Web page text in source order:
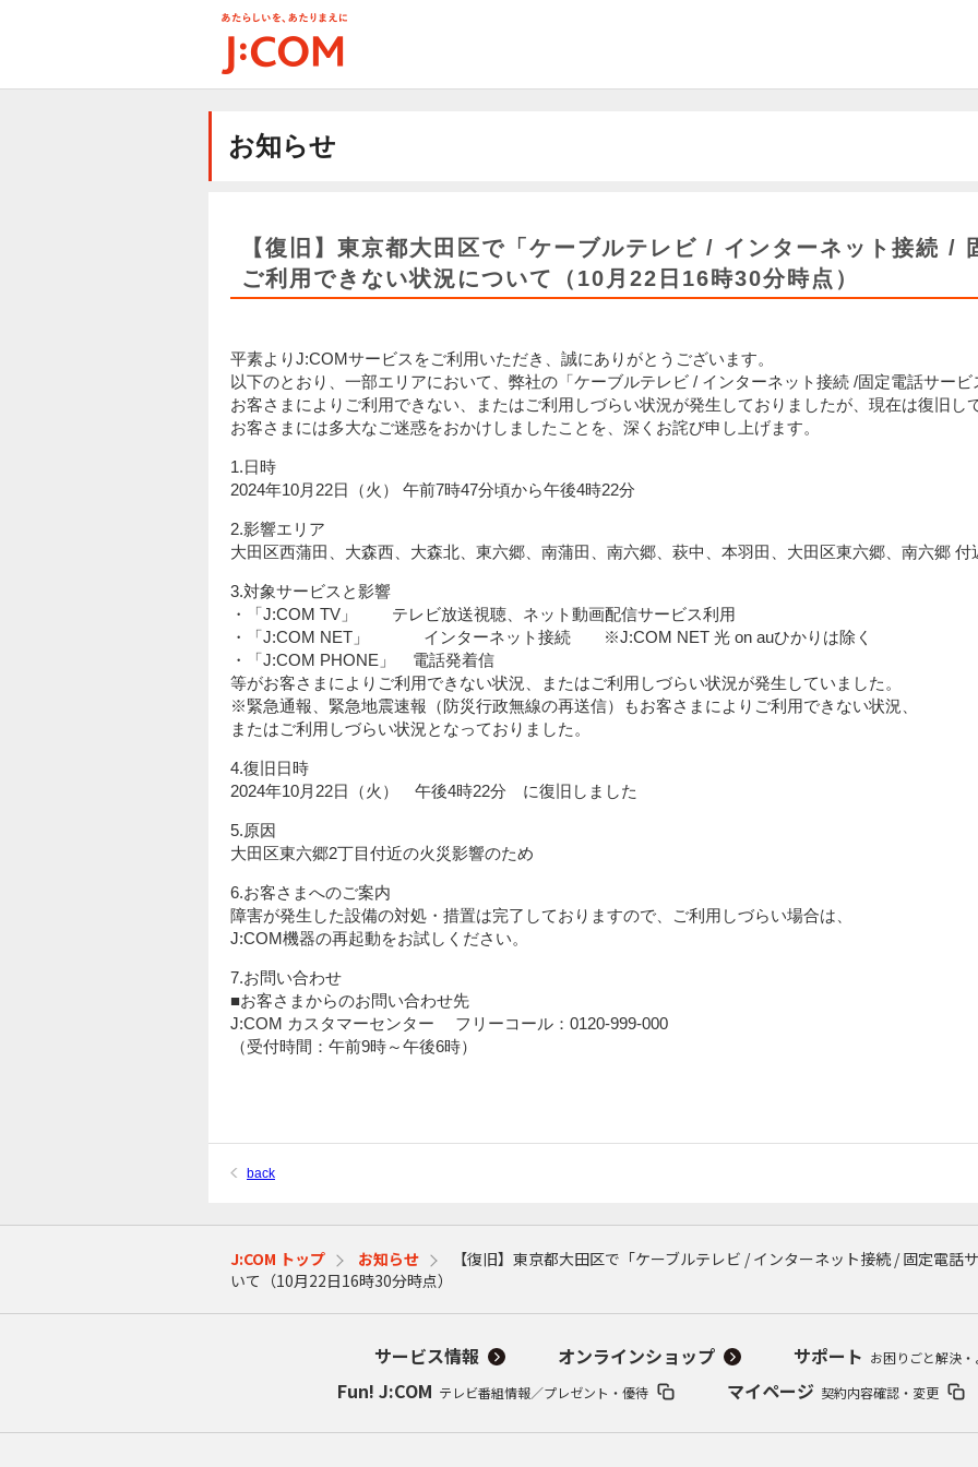
お知らせ
【復旧】東京都大田区で「ケーブルテレビ / インターネット接続 /
ご利用できない状況について（10月22日16時30分時点）
平素よりJ:COMサービスをご利用いただき、誠にありがとうございます。
以下のとおり、一部エリアにおいて、弊社の「ケーブルテレビ / インターネット接続 /固定電話サービ
お客さまによりご利用できない、またはご利用しづらい状況が発生しておりましたが、現在は復旧し
お客さまには多大なご迷惑をおかけしましたことを、深くお詫び申し上げます。
1.日時
2024年10月22日（火） 午前7時47分頃から午後4時22分
2.影響エリア
大田区西蒲田、大森西、大森北、東六郷、南蒲田、南六郷、萩中、本羽田、大田区東六郷、南六郷 付
3.対象サービスと影響
・「J:COM TV」 テレビ放送視聴、ネット動画配信サービス利用
・「J:COM NET」 インターネット接続 ※J:COM NET 光 on auひかりは除く
・「J:COM PHONE」 電話発着信
等がお客さまによりご利用できない状況、またはご利用しづらい状況が発生していました。
※緊急通報、緊急地震速報（防災行政無線の再送信）もお客さまによりご利用できない状況、
またはご利用しづらい状況となっておりました。
4.復旧日時
2024年10月22日（火） 午後4時22分 に復旧しました
5.原因
大田区東六郷2丁目付近の火災影響のため
6.お客さまへのご案内
障害が発生した設備の対処・措置は完了しておりますので、ご利用しづらい場合は、
J:COM機器の再起動をお試しください。
7.お問い合わせ
■お客さまからのお問い合わせ先
J:COM カスタマーセンター フリーコール：0120-999-000
（受付時間：午前9時～午後6時）
back
J:COM トップ お知らせ
【復旧】東京都大田区で「ケーブルテレビ / インターネット接続 / 固定電話
いて（10月22日16時30分時点）
サービス情報 オンラインショップ サポート お困りごと解決
Fun! J:COM テレビ番組情報／プレゼント・優待 マイページ 契約内容確認・変更